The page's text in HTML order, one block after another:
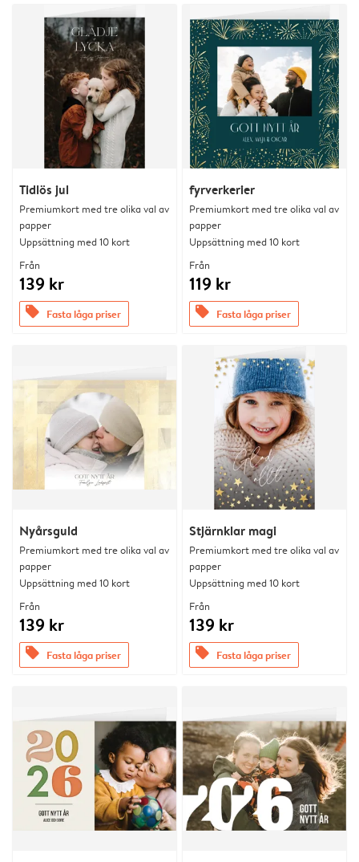
Tidlös jul
Premiumkort med tre olika val av
papper
Uppsättning med 10 kort
Från
139 kr
offers Fasta låga priser
fyrverkerier
Premiumkort med tre olika val av
papper
Uppsättning med 10 kort
Från
119 kr
offers Fasta låga priser
Nyårsguld
Premiumkort med tre olika val av
papper
Uppsättning med 10 kort
Från
139 kr
offers Fasta låga priser
Stjärnklar magi
Premiumkort med tre olika val av
papper
Uppsättning med 10 kort
Från
139 kr
offers Fasta låga priser